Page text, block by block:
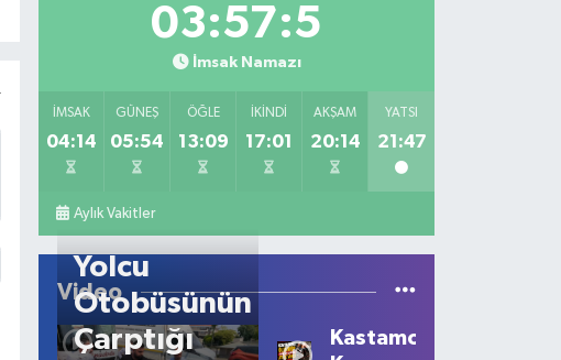
03:57:5
İmsak Namazı
İMSAK
04:14
GÜNEŞ
05:54
ÖĞLE
13:09
İKINDI
17:01
AKŞAM
20:14
YATSI
21:47
Aylık Vakitler
Video
Yolcu
Otobüsünün
Çarptığı
Kastamonu'da